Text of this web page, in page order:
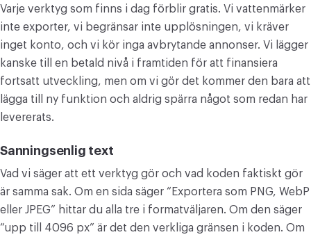
Varje verktyg som finns i dag förblir gratis. Vi vattenmärker
inte exporter, vi begränsar inte upplösningen, vi kräver
inget konto, och vi kör inga avbrytande annonser. Vi lägger
kanske till en betald nivå i framtiden för att finansiera
fortsatt utveckling, men om vi gör det kommer den bara att
lägga till ny funktion och aldrig spärra något som redan har
levererats.
Sanningsenlig text
Vad vi säger att ett verktyg gör och vad koden faktiskt gör
är samma sak. Om en sida säger “Exportera som PNG, WebP
eller JPEG” hittar du alla tre i formatväljaren. Om den säger
“upp till 4096 px” är det den verkliga gränsen i koden. Om